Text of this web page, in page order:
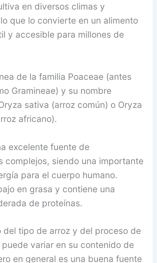
en diversos climas y
que lo convierte en un alimento
y accesible para millones de
de la familia Poaceae (antes
Gramineae) y su nombre
sativa (arroz común) o Oryza
africano).
excelente fuente de
complejos, siendo una importante
para el cuerpo humano.
en grasa y contiene una
de proteínas.
del tipo de arroz y del proceso de
variar en su contenido de
en general es una buena fuente